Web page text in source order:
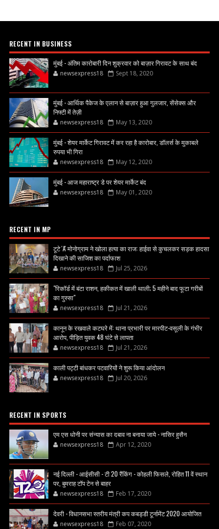
RECENT IN BUSINESS
मुंबई - अंतिम कारोबारी दिन शुक्रवार को बाज़ार गिरावट के साथ बंद
newsexpress18 Sept 18, 2020
मुंबई - आर्थिक पैकेज के एलान से बाज़ार हुआ गुलजार, सेंसेक्स और
निफ्टी में तेज़ी
newsexpress18 May 13, 2020
मुंबई - शेयर मार्केट गिरावट में कर रहा है कारोबार, डॉलर्स के मुकाबले
रुपया भी गिरा
newsexpress18 May 12, 2020
मुंबई - आज महाराष्ट्र डे पर शेयर मार्केट बंद
newsexpress18 May 01, 2020
RECENT IN MP
टूटे 'A' मोनोग्राम ने खोला हत्या का राज: हाईवा से कुचलकर सड़क हादसा
दिखाने की साजिश का पर्दाफाश
newsexpress18 Jul 25, 2026
"रिकॉर्ड में बंटा राशन, हकीकत में खाली थाली; 5 महीने बाद फूटा गरीबों
का गुस्सा"
newsexpress18 Jul 21, 2026
कानून के रखवाले कटघरे में: थाना प्रभारी पर मारपीट-वसूली के गंभीर
आरोप, पीड़ित युवक 48 घंटे से लापता
newsexpress18 Jul 21, 2026
काली पट्टी बांधकर पटवारियों ने शुरू किया आंदोलन
newsexpress18 Jul 20, 2026
RECENT IN SPORTS
एम एस धोनी पर संन्यास का दबाव ना बनाया जाये - नासिर हुसैन
newsexpress18 Apr 12, 2020
नई दिल्ली - आईसीसी - टी 20 रैंकिंग - कोहली फिसले, रोहित 11 वें स्थान
पर, बुमराह टॉप टेन से बाहर
newsexpress18 Feb 17, 2020
देवरी - विधानसभा स्तरीय मंत्री कप कबड्डी टूर्नामेंट 2020 आयोजित
newsexpress18 Feb 07, 2020